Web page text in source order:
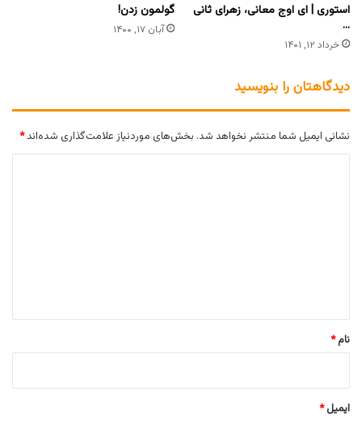
استوری | ای اوج معانی، زهرای ثانی
…
خرداد ۱۲, ۱۴۰۱
گولمون زدن!
آبان ۱۷, ۱۴۰۰
دیدگاهتان را بنویسید
نشانی ایمیل شما منتشر نخواهد شد. بخش‌های موردنیاز علامت‌گذاری شده‌اند*
نام*
ایمیل*